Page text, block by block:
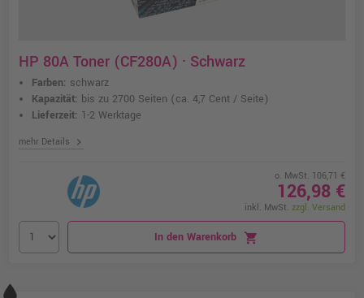
HP 80A Toner (CF280A) · Schwarz
Farben: schwarz
Kapazität: bis zu 2700 Seiten (ca. 4,7 Cent / Seite)
Lieferzeit: 1-2 Werktage
mehr Details chevron_right
o. MwSt. 106,71 €
126,98 €
inkl. MwSt. zzgl. Versand
In den Warenkorb shopping_cart